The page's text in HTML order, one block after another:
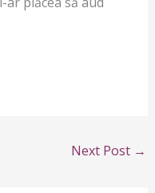
Next Post →